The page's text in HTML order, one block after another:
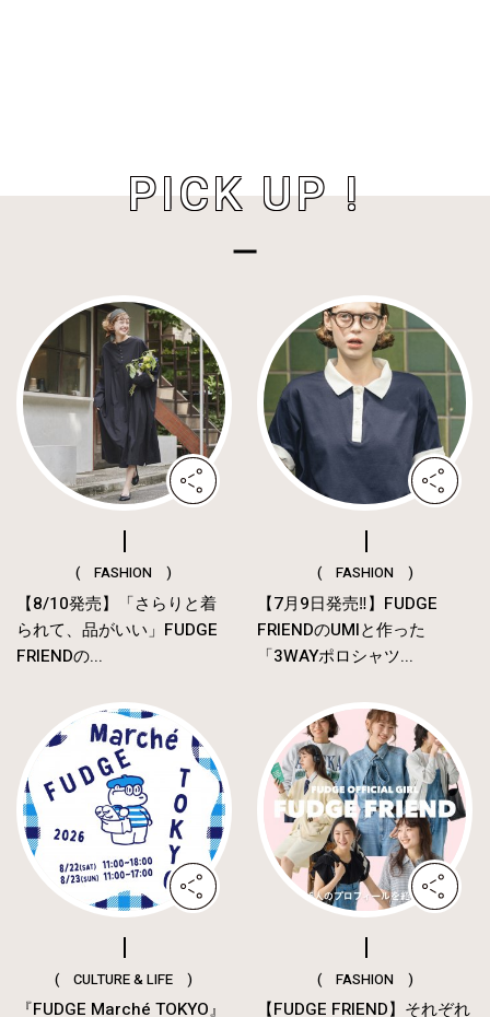
PICK UP !
( FASHION )
【8/10発売】「さらりと着
られて、品がいい」FUDGE
FRIENDの...
( FASHION )
【7月9日発売‼︎】FUDGE
FRIENDのUMIと作った
「3WAYポロシャツ...
( CULTURE & LIFE )
『FUDGE Marché TOKYO』
( FASHION )
【FUDGE FRIEND】それぞれ